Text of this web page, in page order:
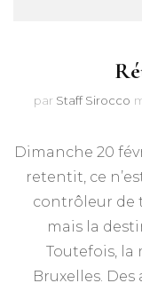
par Staff Sirocco
Dimanche 20
retentit, ce
contrôleur de
mais la
Toutefois, la
Bruxelles.